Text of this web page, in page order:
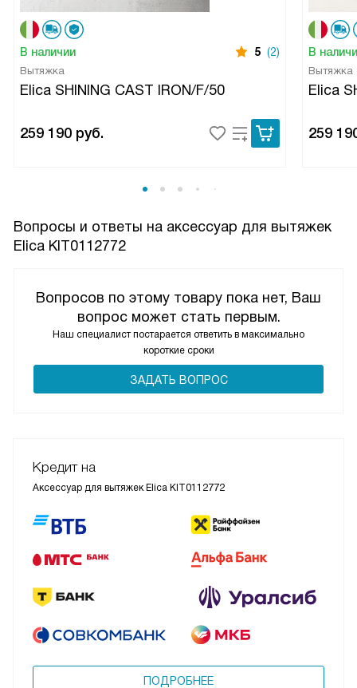
В наличии 5 (2)
Вытяжка
Elica SHINING CAST IRON/F/50
259 190 руб.
В
Вытяжка
Elica
259
Вопросы и ответы на аксессуар для вытяжек
Elica KIT0112772
Вопросов по этому товару пока нет, Ваш
вопрос может стать первым.
Наш специалист постарается ответить в максимально
короткие сроки
ЗАДАТЬ ВОПРОС
Кредит на
Аксессуар для вытяжек Elica KIT0112772
ПОДРОБНЕЕ